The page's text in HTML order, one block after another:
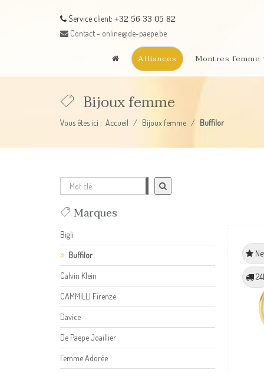
Service client: +32 56 33 05 82
Contact - online@de-paepe.be
Alliances Montres femme
Bijoux femme
Vous êtes ici : Accueil Bijoux femme Buffilor
Marques
Bigli
Buffilor
Calvin Klein
CAMMILLI Firenze
Davice
De Paepe Joaillier
Femme Adorée